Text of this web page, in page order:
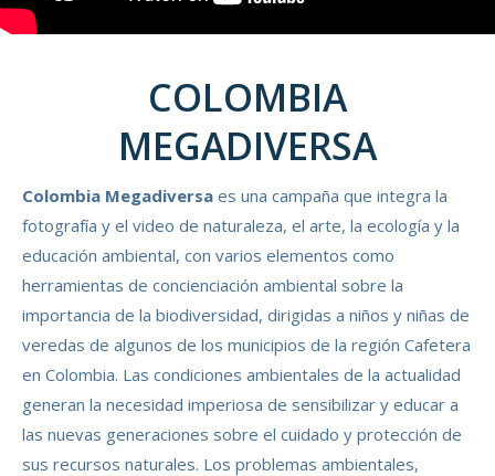
COLOMBIA
MEGADIVERSA
Colombia Megadiversa es una campaña que integra la
fotografía y el video de naturaleza, el arte, la ecología y la
educación ambiental, con varios elementos como
herramientas de concienciación ambiental sobre la
importancia de la biodiversidad, dirigidas a niños y niñas de
veredas de algunos de los municipios de la región Cafetera
en Colombia. Las condiciones ambientales de la actualidad
generan la necesidad imperiosa de sensibilizar y educar a
las nuevas generaciones sobre el cuidado y protección de
sus recursos naturales. Los problemas ambientales,